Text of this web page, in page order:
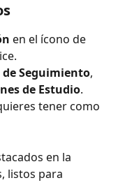
en el ícono de
de Seguimiento,
de Estudio.
tener como
en la
listos para